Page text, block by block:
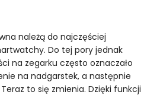
należą do najczęściej
Do tej pory jednak
na zegarku często oznaczało
na nadgarstek, a następnie
to się zmienia. Dzięki funkcji